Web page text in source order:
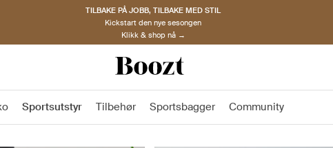
TILBAKE PÅ JOBB, TILBAKE MED STIL
Kickstart den nye sesongen
Klikk & shop nå →
Sportsutstyr Tilbehør Sportsbagger Community